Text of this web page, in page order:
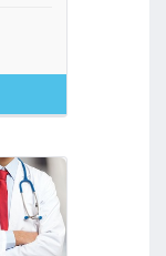
Voir